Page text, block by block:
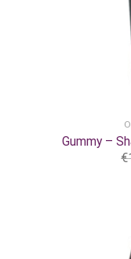
Gummy –
€